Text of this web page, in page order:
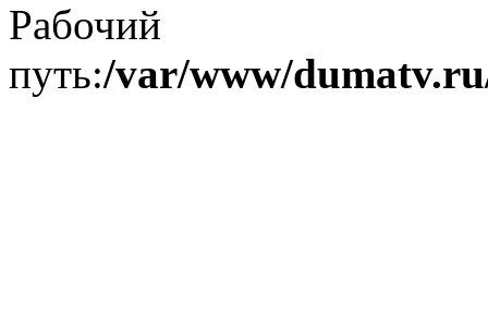
Рабочий
путь:/var/www/